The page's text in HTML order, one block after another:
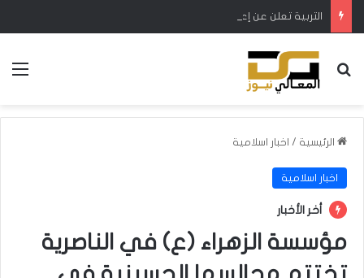
بحث عن
الرئيسية / اخبار اسلامية
اخبار اسلامية
أخر الأخبار
مؤسسة الزهراء (ع) في الناصرية